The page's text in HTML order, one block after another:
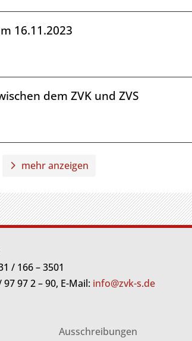
16.11.2023
dem ZVK und ZVS
mehr anzeigen
/ 166 – 3501
97 2 – 90, E-Mail: info@zvk-s.de
Ausschreibungen